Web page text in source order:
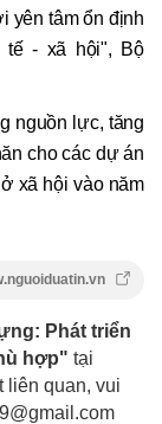
yên tâm ổn định
tế - xã hội", Bộ
nguồn lực, tăng
cho các dự án
xã hội vào năm
Phát triển
hợp" tại
liên quan, vui